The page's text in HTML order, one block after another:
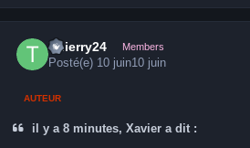
Thierry24 Members
Posté(e) 10 juin10 juin
AUTEUR
il y a 8 minutes, Xavier a dit :